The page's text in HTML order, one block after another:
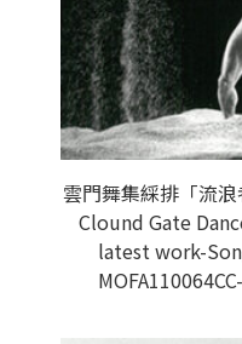
雲門舞集綵排「流
Clound Gate
latest work-